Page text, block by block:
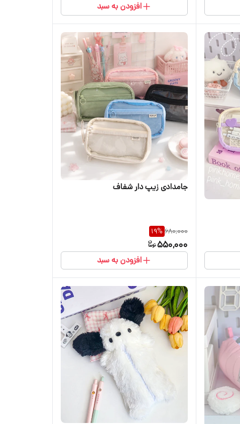
افزودن به سبد
جامدادی زیپ دار شفاف
680,000
19%
550,000
افزودن به سبد